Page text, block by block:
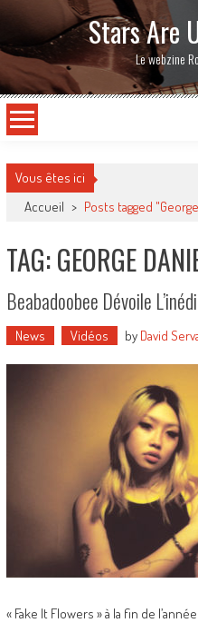
Stars Are
Le webzine
Vous êtes ici
Accueil > Posts tagged
TAG: GEORGE
Beabadoobee Dévoile
News Vidéos by David
« Fake It Flowers » à la fin de